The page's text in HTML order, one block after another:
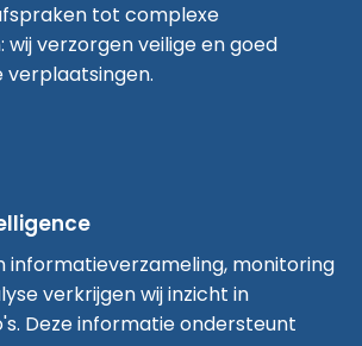
tot complexe
wij verzorgen veilige en goed
informatieverzameling, monitoring
verkrijgen wij inzicht in
Deze informatie ondersteunt